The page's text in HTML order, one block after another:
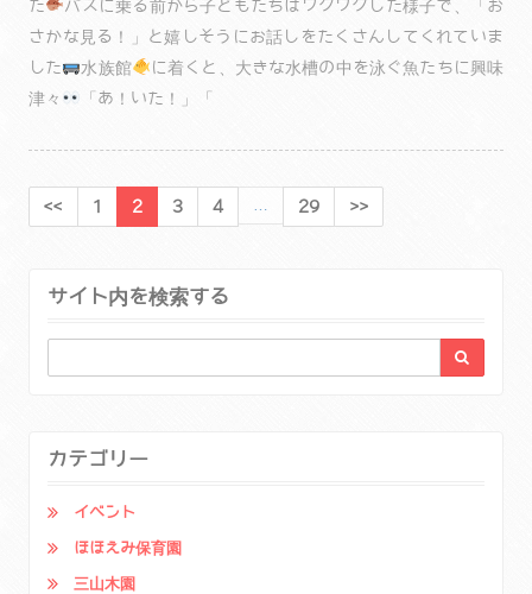
た
バスに乗る前から子どもたちはワクワクした様子で、「お
さかな見る！」と嬉しそうにお話しをたくさんしてくれていま
した
水族館
に着くと、大きな水槽の中を泳ぐ魚たちに興味
津々
「あ！いた！」「
<< 1 2 3 4 29 >>
サイト内を検索する
カテゴリー
イベント
ほほえみ保育園
三山木園